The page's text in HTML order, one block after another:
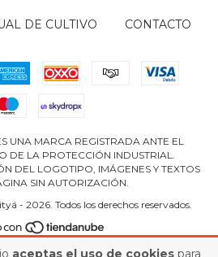
aceptas el uso de cookiespara
DE CULTIVO CONTACTO
UNA MARCA REGISTRADA ANTE EL
DE LA PROTECCIÓN INDUSTRIAL.
DEL LOGOTIPO, IMÁGENES Y TEXTOS
SIN AUTORIZACIÓN.
- 2026. Todos los derechos reservados.